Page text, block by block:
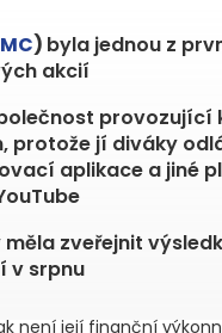
) byla jednou z
akcií
provozující
protože jí diváky
aplikace a jiné
měla zveřejnit
v srpnu
není její finanční